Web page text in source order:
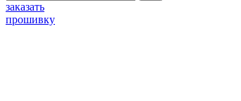
заказать
прошивку